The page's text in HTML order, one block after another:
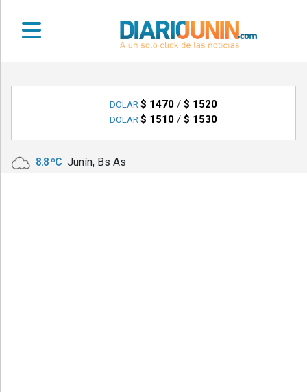
•
LOCALES
•
DOLAR $ 1470/ $ 1520
DOLAR $ 1510/ $ 1530
8.8 ºC Junín, Bs As